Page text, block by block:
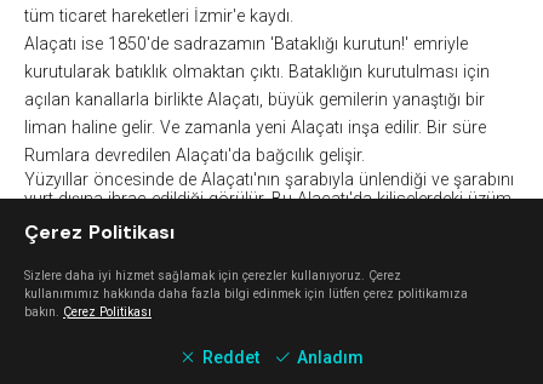
tüm ticaret hareketleri İzmir'e kaydı.
Alaçatı ise 1850'de sadrazamın 'Bataklığı kurutun!' emriyle
kurutularak batıklık olmaktan çıktı. Bataklığın kurutulması için
açılan kanallarla birlikte Alaçatı, büyük gemilerin yanaştığı bir
liman haline gelir. Ve zamanla yeni Alaçatı inşa edilir. Bir süre
Rumlara devredilen Alaçatı'da bağcılık gelişir.
Yüzyıllar öncesinde de Alaçatı'nın şarabıyla ünlendiği ve şarabını
yurt dışına ihraç edildiği görülür. BuAlaçatı'dakiliselerdeki üzüm
atanan Hilmi Urantarafından
sağlar.
Bu yeni göçmenler, bağcılık ve şaraba yabancı oldukları için
bildikleri iş olan tütüncülüğe başlarlar. Ve böylece
hayvancılık 80'li yılların Alaçatı'yı
taşıyan unsurları olmuştur.
Çerez Politikası
Sizlere daha iyi hizmet sağlamak için çerezler kullanıyoruz. Çerez
kullanımımız hakkında daha fazla bilgi edinmek için lütfen çerez politikamıza
bakın. Çerez Politikası
Reddet Anladım